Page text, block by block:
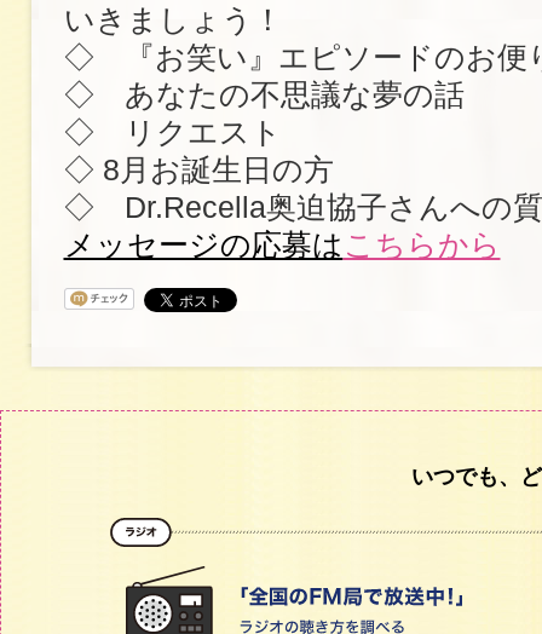
いきましょう！
◇ 『お笑い』エピソードのお便
◇ あなたの不思議な夢の話
◇ リクエスト
◇ 8月お誕生日の方
◇ Dr.Recella奥迫協子さんへの
メッセージの応募は こちらから
いつでも、